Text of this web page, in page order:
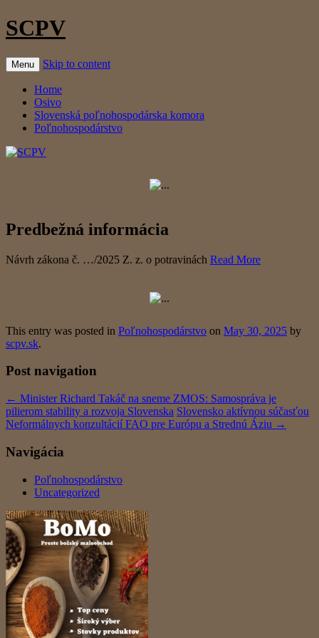
SCPV
Menu Skip to content
Home
Osivo
Slovenská poľnohospodárska komora
Poľnohospodárstvo
Predbežná informácia
Návrh zákona č. …/2025 Z. z. o potravinách Read More
This entry was posted in Poľnohospodárstvo on May 30, 2025 by
scpv.sk.
Post navigation
← Minister Richard Takáč na sneme ZMOS: Samospráva je
pilierom stability a rozvoja Slovenska Slovensko aktívnou súčasťou
Neformálnych konzultácií FAO pre Európu a Strednú Áziu →
Navigácia
Poľnohospodárstvo
Uncategorized